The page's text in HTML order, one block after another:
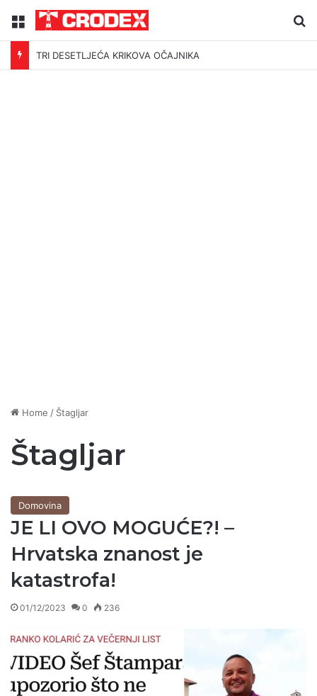
Menu
TRI DESETLJEĆA KRIKOVA OČAJNIKA
Home / Štagljar
Štagljar
Domovina
JE LI OVO MOGUĆE?! –
Hrvatska znanost je
katastrofa!
01/12/2023 0 236